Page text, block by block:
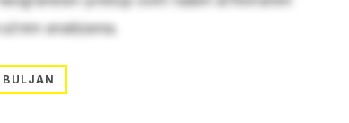
analizama.